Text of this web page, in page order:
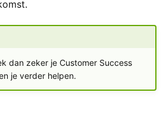
dan zeker je Customer Success
je verder helpen.